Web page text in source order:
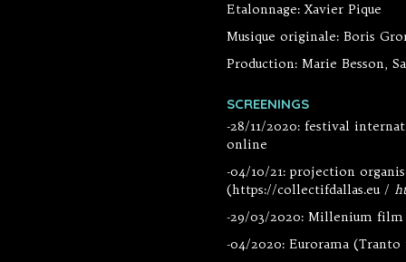
Etalonnage: Xavier Pique
Musique originale: Boris
Production: Marie Besson,
SCREENINGS
-28/11/2020: festival
online
-04/10/21: projection
(https://collectifdallas.eu /
-29/03/2020: Millenium film
-04/2020: Eurorama